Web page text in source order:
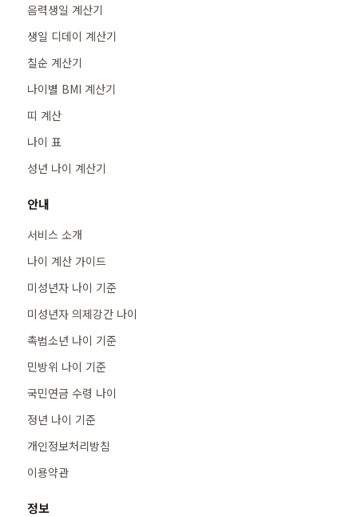
음력생일 계산기
생일 디데이 계산기
칠순 계산기
나이별 BMI 계산기
띠 계산
나이 표
성년 나이 계산기
안내
서비스 소개
나이 계산 가이드
미성년자 나이 기준
미성년자 의제강간 나이
촉법소년 나이 기준
민방위 나이 기준
국민연금 수령 나이
정년 나이 기준
개인정보처리방침
이용약관
정보